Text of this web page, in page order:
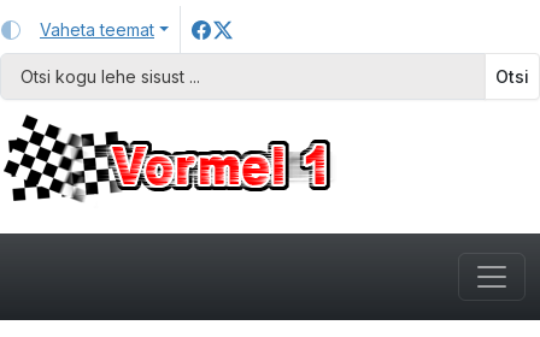
Vaheta teemat
Otsi